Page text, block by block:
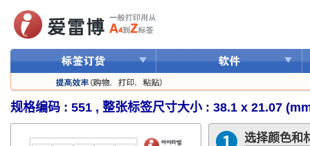
规格编码 : 551 , 整张标签尺寸大小 : 38.1 x 21.07
选择颜色和